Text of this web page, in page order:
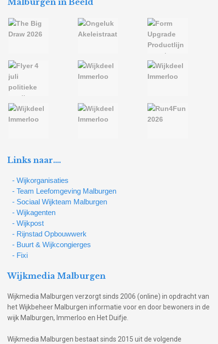
Links naar….
- Wijkorganisaties
- Team Leefomgeving Malburgen
- Sociaal Wijkteam Malburgen
- Wijkagenten
- Wijkpost
- Rijnstad Opbouwwerk
- Buurt & Wijkcongierges
- Fixi
Wijkmedia Malburgen
Wijkmedia Malburgen verzorgt sinds 2006 (online) in opdracht van
het Wijkbeheer Malburgen informatie voor en door bewoners in de
wijk Malburgen, Immerloo en Het Duifje.
Wijkmedia Malburgen bestaat sinds 2015 uit de volgende